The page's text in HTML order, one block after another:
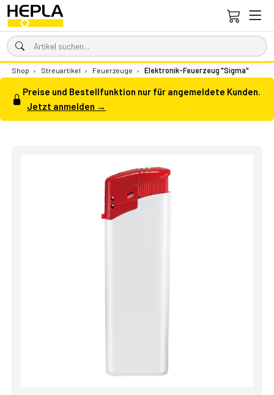
Shop › Streuartikel › Feuerzeuge › Elektronik-Feuerzeug "Sigma"
Preise und Bestellfunktion nur für angemeldete Kunden.
Jetzt anmelden →